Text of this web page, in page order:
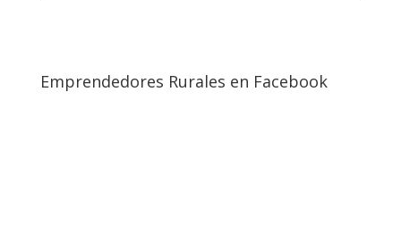
Emprendedores Rurales en Facebook